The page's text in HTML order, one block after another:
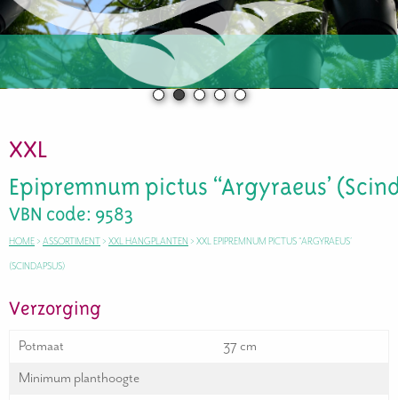
XXL
Epipremnum pictus “Argyraeus’
VBN code: 9583
HOME > ASSORTIMENT > XXL HANGPLANTEN > XXL EPIPREMNUM PICTUS “ARGYRAEUS’
(SCINDAPSUS)
Verzorging
Potmaat
37 cm
Minimum planthoogte